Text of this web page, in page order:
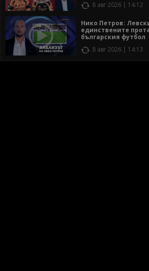
8 авг 2026 | 14:12
Нико Петров:
единствените
българския футбол
8 авг 2026 | 14:13